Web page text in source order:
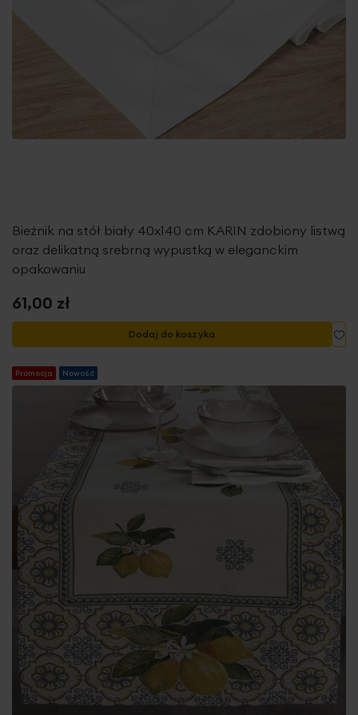
Bieżnik na stół biały 40x140 cm KARIN zdobiony listwą
oraz delikatną srebrną wypustką w eleganckim
opakowaniu
61,00 zł
Dodaj do koszyka
Promocja Nowość